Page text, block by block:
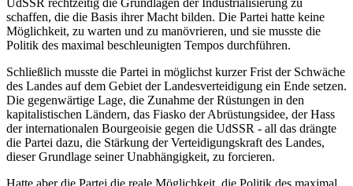
UdSSR rechtzeitig die Grundlagen der Industrialisierung zu
schaffen, die die Basis ihrer Macht bilden. Die Partei hatte keine
Möglichkeit, zu warten und zu manövrieren, und sie musste die
Politik des maximal beschleunigten Tempos durchführen.
Schließlich musste die Partei in möglichst kurzer Frist der Schwäche
des Landes auf dem Gebiet der Landesverteidigung ein Ende setzen.
Die gegenwärtige Lage, die Zunahme der Rüstungen in den
kapitalistischen Ländern, das Fiasko der Abrüstungsidee, der Hass
der internationalen Bourgeoisie gegen die UdSSR - all das drängte
die Partei dazu, die Stärkung der Verteidigungskraft des Landes,
dieser Grundlage seiner Unabhängigkeit, zu forcieren.